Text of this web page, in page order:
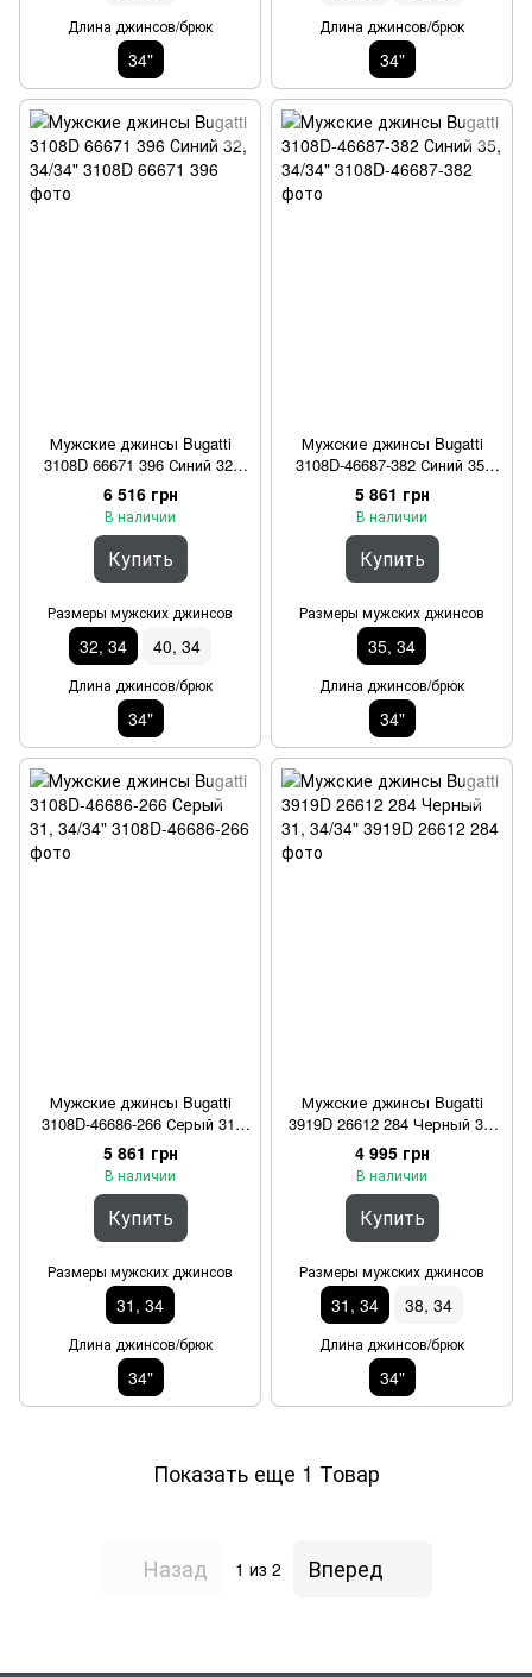
Длина джинсов/брюк
34"
Длина джинсов/брюк
34"
Мужские джинсы Bugatti
3108D 66671 396 Синий 32,
34/34"
6 516 грн
В наличии
Купить
Размеры мужских джинсов
32, 34 40, 34
Длина джинсов/брюк
34"
Мужские джинсы Bugatti
3108D-46687-382 Синий 35,
34/34"
5 861 грн
В наличии
Купить
Размеры мужских джинсов
35, 34
Длина джинсов/брюк
34"
Мужские джинсы Bugatti
3108D-46686-266 Серый 31,
34/34"
5 861 грн
В наличии
Купить
Размеры мужских джинсов
31, 34
Длина джинсов/брюк
34"
Мужские джинсы Bugatti
3919D 26612 284 Черный 31,
34/34"
4 995 грн
В наличии
Купить
Размеры мужских джинсов
31, 34 38, 34
Длина джинсов/брюк
34"
Показать еще 1 Товар
Назад 1 из 2 Вперед